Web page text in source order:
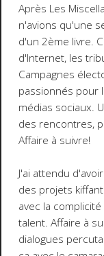
Après Les
n'avions qu'une
d'un 2ème livre.
d'Internet, les
Campagnes
passionnés pour
médias sociaux.
des rencontres,
Affaire à suivre!
J'ai attendu
des projets
avec la
talent. Affaire à
dialogues